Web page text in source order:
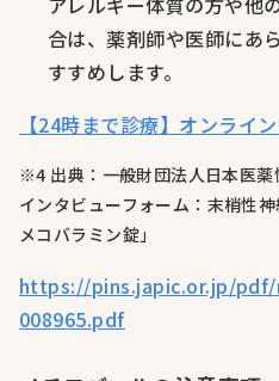
合は、薬剤師や医師にあ
すすめします。
【24時まで診療】オンライ
※4 出典：一般財団法人日本医
インタビューフォーム：末梢性
メコバラミン錠」
https://pins.japic.or.jp/
008965.pdf